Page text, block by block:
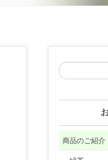
商品のご紹介